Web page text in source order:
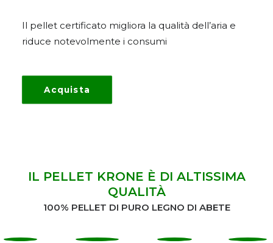
Contatti
Il pellet certificato migliora la qualità dell’aria e
riduce notevolmente i consumi
Acquista
IL PELLET KRONE È DI ALTISSIMA
QUALITÀ
100% PELLET DI PURO LEGNO DI ABETE